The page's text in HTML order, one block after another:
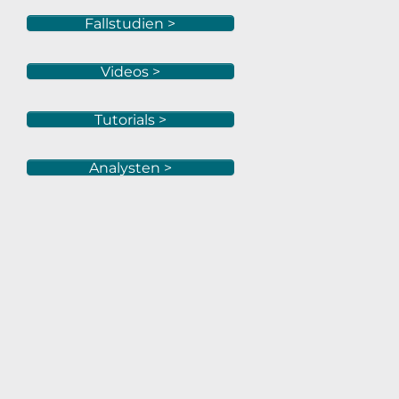
Fallstudien >
Videos >
Tutorials >
Analysten >